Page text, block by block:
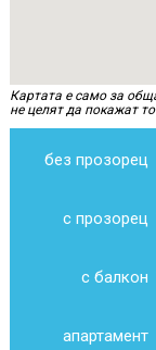
Картата е само за
не целят да покажат
без прозорец
с прозорец
с балкон
апартамент